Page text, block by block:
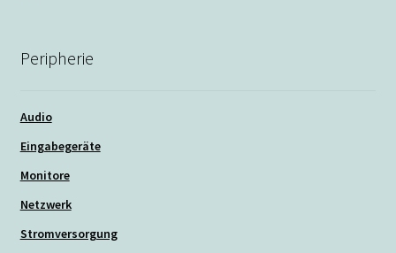
Peripherie
Audio
Eingabegeräte
Monitore
Netzwerk
Stromversorgung